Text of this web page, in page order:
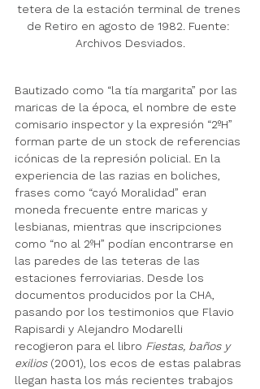
tetera de la estación terminal de trenes
de Retiro en agosto de 1982. Fuente:
Archivos Desviados.
Bautizado como “la tía margarita” por las
maricas de la época, el nombre de este
comisario inspector y la expresión “2ºH”
forman parte de un stock de referencias
icónicas de la represión policial. En la
experiencia de las razias en boliches,
frases como “cayó Moralidad” eran
moneda frecuente entre maricas y
lesbianas, mientras que inscripciones
como “no al 2ºH” podían encontrarse en
las paredes de las teteras de las
estaciones ferroviarias. Desde los
documentos producidos por la CHA,
pasando por los testimonios que Flavio
Rapisardi y Alejandro Modarelli
recogieron para el libro Fiestas, baños y
exilios (2001), los ecos de estas palabras
llegan hasta los más recientes trabajos